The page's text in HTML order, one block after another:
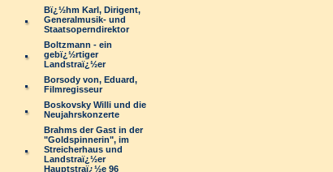
Bï¿½hm Karl, Dirigent,
Generalmusik- und
Staatsoperndirektor
Boltzmann - ein
gebï¿½rtiger
Landstraï¿½er
Borsody von, Eduard,
Filmregisseur
Boskovsky Willi und die
Neujahrskonzerte
Brahms der Gast in der
"Goldspinnerin", im
Streicherhaus und
Landstraï¿½er
Hauptstraï¿½e 96